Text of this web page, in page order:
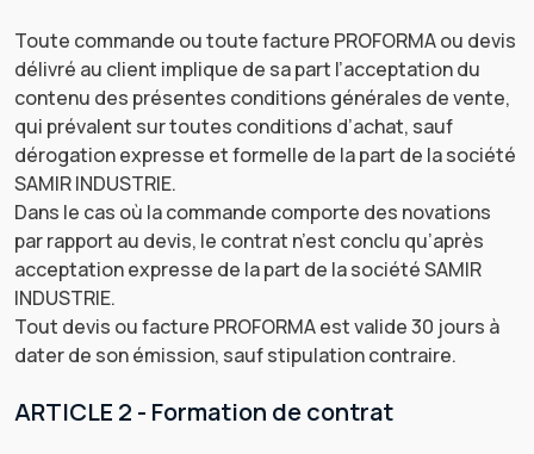
Toute commande ou toute facture PROFORMA ou devis
délivré au client implique de sa part l’acceptation du
contenu des présentes conditions générales de vente,
qui prévalent sur toutes conditions d’achat, sauf
dérogation expresse et formelle de la part de la société
SAMIR INDUSTRIE.
Dans le cas où la commande comporte des novations
par rapport au devis, le contrat n’est conclu qu’après
acceptation expresse de la part de la société SAMIR
INDUSTRIE.
Tout devis ou facture PROFORMA est valide 30 jours à
dater de son émission, sauf stipulation contraire.
ARTICLE 2 - Formation de contrat